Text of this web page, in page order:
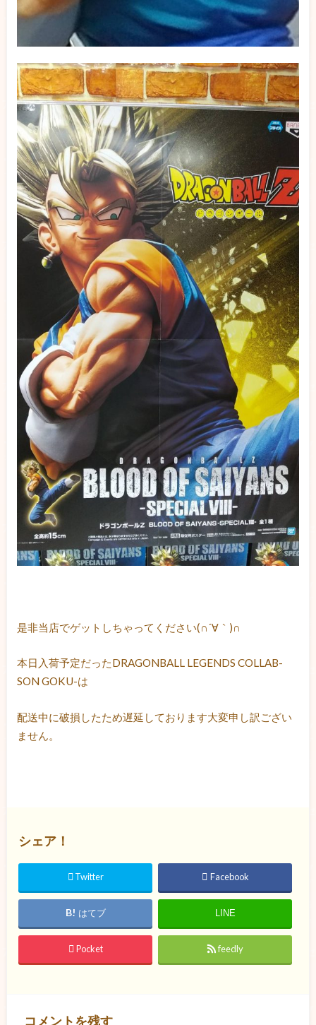
是非当店でゲットしちゃってください(∩´∀｀)∩
本日入荷予定だったDRAGONBALL LEGENDS COLLAB-
SON GOKU-は
配送中に破損したため遅延しております大変申し訳ござい
ません。
シェア！
Twitter Facebook
はてブ LINE
Pocket feedly
コメントを残す